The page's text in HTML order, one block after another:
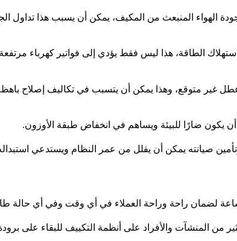
الهواء المنبعث من المكيف، يمكن أن يسبب هذا تداول
الطاقة، هذا ليس فقط يؤدي إلى فواتير كهرباء
غير متوقع، وهذا يمكن أن يتسبب في تكاليف إصلاح
يكون ضارًا للبيئة ويساهم في انخفاض طبقة الأوزون.
صيانته يمكن أن يقلل من عمر النظام ويستدعي
لضمان راحة وراحة العملاء في أي وقت وفي أي حالة
المنشآت والأفراد على أنظمة التكييف للبقاء على